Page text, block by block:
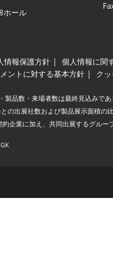
ホール
情報保護方針 個人情報に関
ントに対する基本方針
ク
製品数・来場者数は最終見込みで
の出展社数および製品展示面積の比
企業に加え、共同出展するグルー